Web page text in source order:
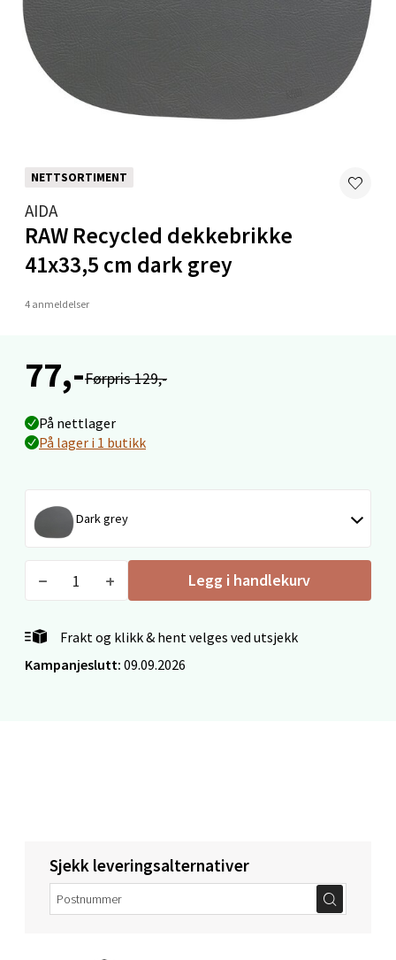
NETTSORTIMENT
AIDA
RAW Recycled dekkebrikke
41x33,5 cm dark grey
4 anmeldelser
77,-Førpris 129,-
På nettlager
På lager i 1 butikk
Dark grey
Legg i handlekurv
Frakt og klikk & hent velges ved utsjekk
Kampanjeslutt: 09.09.2026
Sjekk leveringsalternativer
Torget 1, 6413 Molde
Åpent i dag 10-20
Narvik - Thon Senter Malmporten
Bolagsgata 1, 8514 Narvik
Folke Bernadottes vei 52, 5147 Fyllingsdalen
0 i butikk